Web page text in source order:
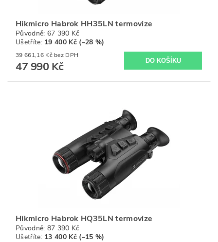
Hikmicro Habrok HH35LN termovize
Původně: 67 390 Kč
Ušetříte: 19 400 Kč (–28 %)
39 661,16 Kč bez DPH
47 990 Kč
Hikmicro Habrok HQ35LN termovize
Původně: 87 390 Kč
Ušetříte: 13 400 Kč (–15 %)